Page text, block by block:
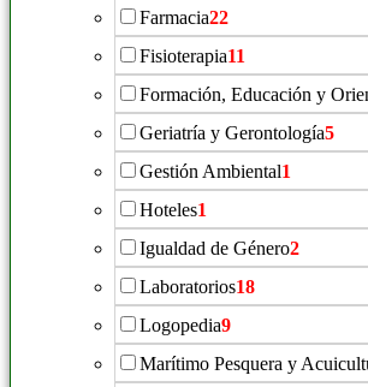
Farmacia22
Fisioterapia11
Formación, Educación y
Geriatría y Gerontología5
Gestión Ambiental1
Hoteles1
Igualdad de Género2
Laboratorios18
Logopedia9
Marítimo Pesquera y